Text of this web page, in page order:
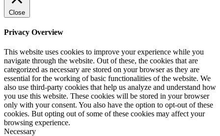
Close
Privacy Overview
This website uses cookies to improve your experience while you
navigate through the website. Out of these, the cookies that are
categorized as necessary are stored on your browser as they are
essential for the working of basic functionalities of the website. We
also use third-party cookies that help us analyze and understand how
you use this website. These cookies will be stored in your browser
only with your consent. You also have the option to opt-out of these
cookies. But opting out of some of these cookies may affect your
browsing experience.
Necessary